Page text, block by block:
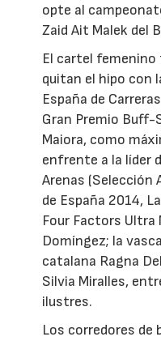
opte al
Zaid Ait Malek del
El cartel femenino
quitan el hipo con
España de
Gran Premio Buff-
Maiora, como
enfrente a la líder
Arenas (Selección
de España 2014,
Four Factors Ultra
Domíngez; la
catalana Ragna
Silvia Miralles,
ilustres.
Los corredores de